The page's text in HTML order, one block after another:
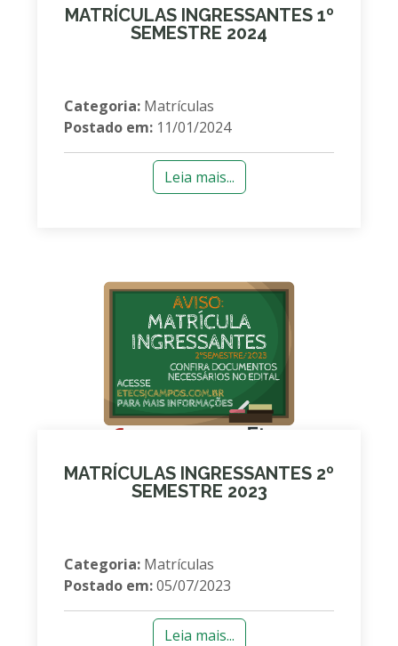
MATRÍCULAS INGRESSANTES 1º
SEMESTRE 2024
Categoria: Matrículas
Postado em: 11/01/2024
Leia mais...
MATRÍCULAS INGRESSANTES 2º
SEMESTRE 2023
Categoria: Matrículas
Postado em:05/07/2023
Leia mais...